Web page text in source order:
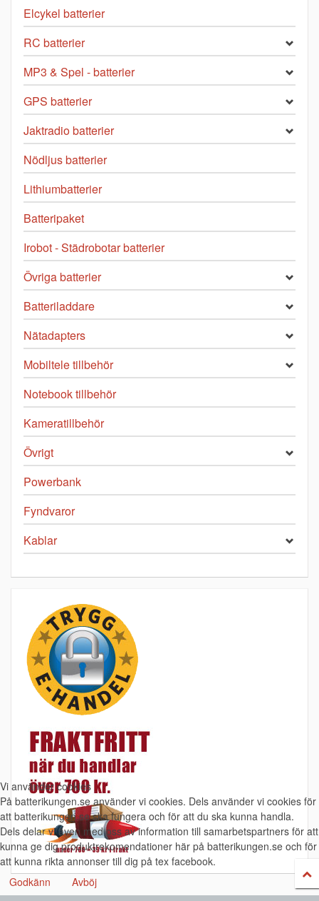
Elcykel batterier
RC batterier
MP3 & Spel - batterier
GPS batterier
Jaktradio batterier
Nödljus batterier
Lithiumbatterier
Batteripaket
Irobot - Städrobotar batterier
Övriga batterier
Batteriladdare
Nätadapters
Mobiltele tillbehör
Notebook tillbehör
Kameratillbehör
Övrigt
Powerbank
Fyndvaror
Kablar
Vi använder cookies
På batterikungen.se använder vi cookies. Dels använder vi cookies för
att batterikungen.se ska fungera och för att du ska kunna handla.
Dels delar vi även med oss av information till samarbetspartners för att
kunna ge dig produktrekomendationer här på batterikungen.se och för
att kunna rikta annonser till dig på tex facebook.
Godkänn
Avböj